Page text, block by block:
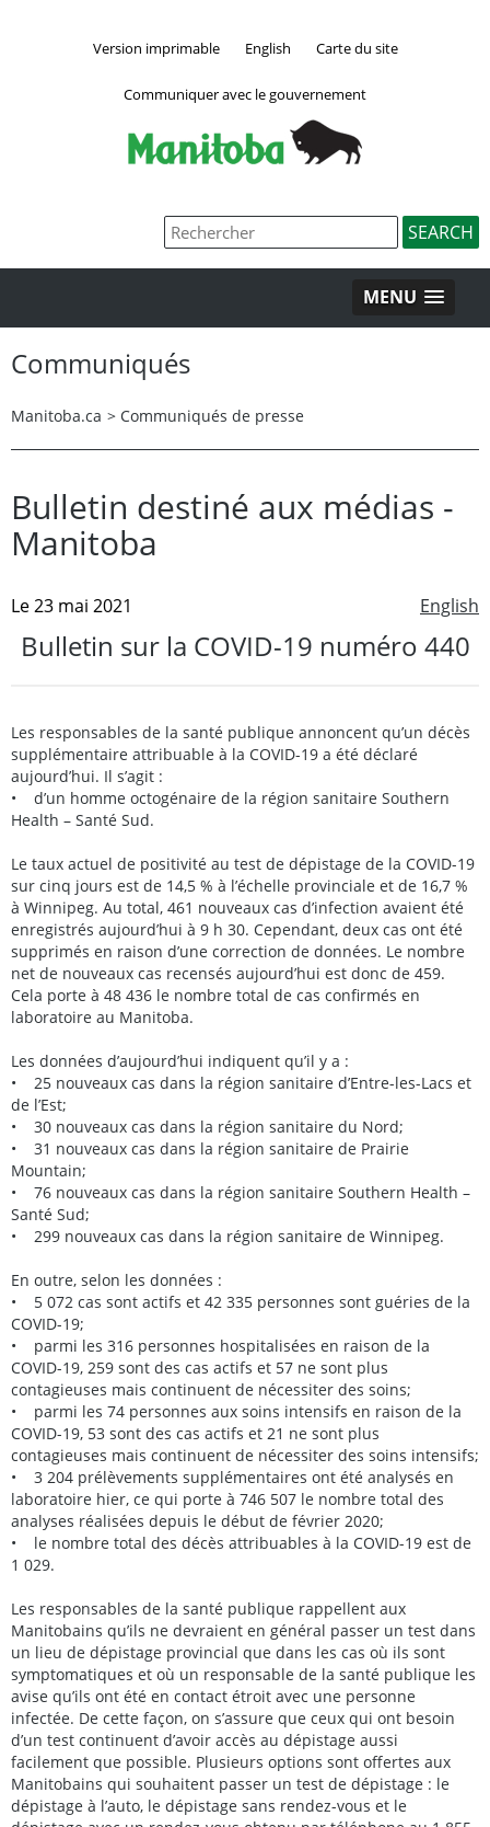
Version imprimable English Carte du site
Communiquer avec le gouvernement
MENU
Communiqués
Manitoba.ca > Communiqués de presse
Bulletin destiné aux médias -
Manitoba
English
Le 23 mai 2021
Bulletin sur la COVID-19 numéro 440
Les responsables de la santé publique annoncent qu’un décès
supplémentaire attribuable à la COVID-19 a été déclaré
aujourd’hui. Il s’agit :
• d’un homme octogénaire de la région sanitaire Southern
Health – Santé Sud.
Le taux actuel de positivité au test de dépistage de la COVID-19
sur cinq jours est de 14,5 % à l’échelle provinciale et de 16,7 %
à Winnipeg. Au total, 461 nouveaux cas d’infection avaient été
enregistrés aujourd’hui à 9 h 30. Cependant, deux cas ont été
supprimés en raison d’une correction de données. Le nombre
net de nouveaux cas recensés aujourd’hui est donc de 459.
Cela porte à 48 436 le nombre total de cas confirmés en
laboratoire au Manitoba.
Les données d’aujourd’hui indiquent qu’il y a :
• 25 nouveaux cas dans la région sanitaire d’Entre-les-Lacs et
de l’Est;
• 30 nouveaux cas dans la région sanitaire du Nord;
• 31 nouveaux cas dans la région sanitaire de Prairie
Mountain;
• 76 nouveaux cas dans la région sanitaire Southern Health –
Santé Sud;
• 299 nouveaux cas dans la région sanitaire de Winnipeg.
En outre, selon les données :
• 5 072 cas sont actifs et 42 335 personnes sont guéries de la
COVID-19;
• parmi les 316 personnes hospitalisées en raison de la
COVID-19, 259 sont des cas actifs et 57 ne sont plus
contagieuses mais continuent de nécessiter des soins;
• parmi les 74 personnes aux soins intensifs en raison de la
COVID-19, 53 sont des cas actifs et 21 ne sont plus
contagieuses mais continuent de nécessiter des soins intensifs;
• 3 204 prélèvements supplémentaires ont été analysés en
laboratoire hier, ce qui porte à 746 507 le nombre total des
analyses réalisées depuis le début de février 2020;
• le nombre total des décès attribuables à la COVID-19 est de
1 029.
Les responsables de la santé publique rappellent aux
Manitobains qu’ils ne devraient en général passer un test dans
un lieu de dépistage provincial que dans les cas où ils sont
symptomatiques et où un responsable de la santé publique les
avise qu’ils ont été en contact étroit avec une personne
infectée. De cette façon, on s’assure que ceux qui ont besoin
d’un test continuent d’avoir accès au dépistage aussi
facilement que possible. Plusieurs options sont offertes aux
Manitobains qui souhaitent passer un test de dépistage : le
dépistage à l’auto, le dépistage sans rendez-vous et le